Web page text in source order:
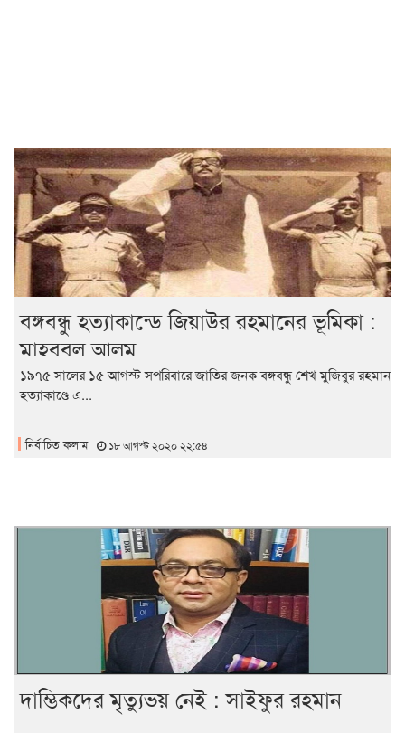
বঙ্গবন্ধু হত্যাকান্ডে জিয়াউর রহমানের ভূমিকা :
মাহবুবুল আলম
১৯৭৫ সালের ১৫ আগস্ট সপরিবারে জাতির জনক বঙ্গবন্ধু শেখ মুজিবুর রহমান
হত্যাকাণ্ডে এ...
নির্বাচিত কলাম ১৮ আগস্ট ২০২০ ২২:৫৪
দাম্ভিকদের মৃত্যুভয় নেই : সাইফুর রহমান